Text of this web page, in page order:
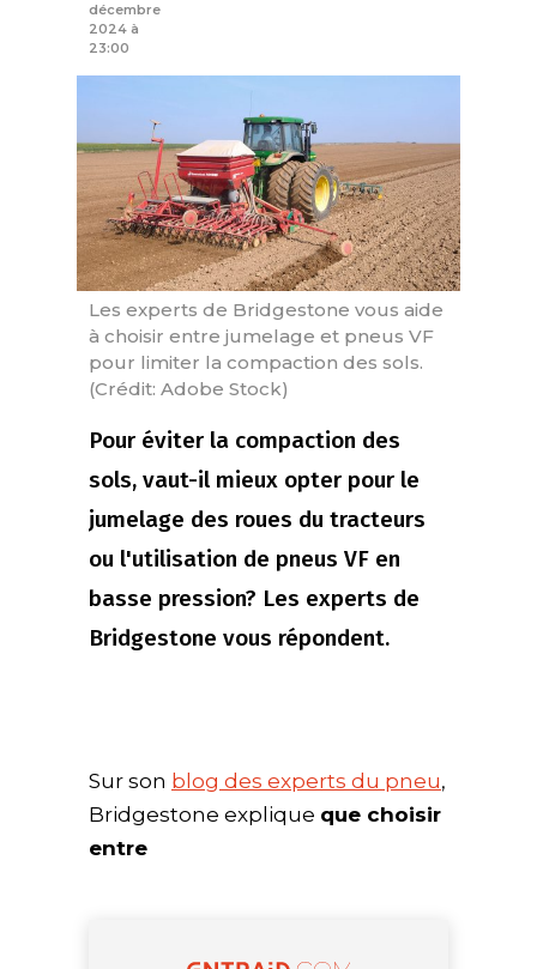
décembre
2024 à
23:00
Les experts de Bridgestone vous aide
à choisir entre jumelage et pneus VF
pour limiter la compaction des sols.
(Crédit: Adobe Stock)
Pour éviter la compaction des
sols, vaut-il mieux opter pour le
jumelage des roues du tracteurs
ou l'utilisation de pneus VF en
basse pression? Les experts de
Bridgestone vous répondent.
Sur son blog des experts du pneu,
Bridgestone explique que choisir
entre